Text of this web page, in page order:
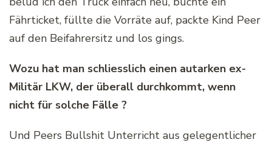
Fährticket, füllte die Vorräte auf, packte Kind Peer
auf den Beifahrersitz und los gings.
Wozu hat man schliesslich einen autarken ex-
Militär LKW, der überall durchkommt, wenn
nicht für solche Fälle ?
Und Peers Bullshit Unterricht aus gelegentlicher